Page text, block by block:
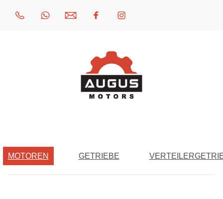
MOTOREN GETRIEBE